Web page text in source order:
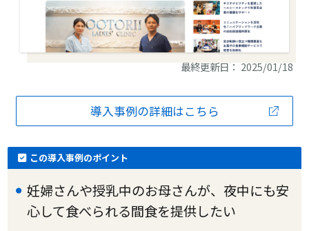
最終更新日： 2025/01/18
導入事例の詳細はこちら
この導入事例のポイント
妊婦さんや授乳中のお母さんが、夜中にも安
心して食べられる間食を提供したい